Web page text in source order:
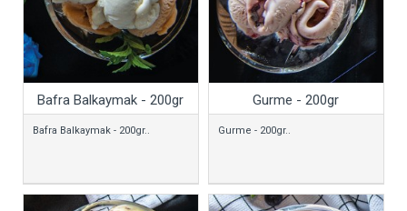
Bafra Balkaymak - 200gr
Bafra Balkaymak - 200gr..
Gurme - 200gr
Gurme - 200gr..